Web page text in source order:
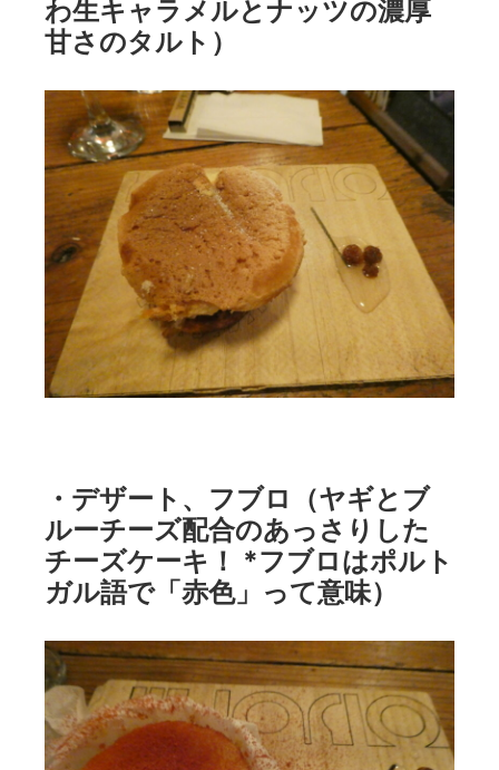
わ生キャラメルとナッツの濃厚
甘さのタルト）
・デザート、フブロ（ヤギとブ
ルーチーズ配合のあっさりした
チーズケーキ！ *フブロはポルト
ガル語で「赤色」って意味）